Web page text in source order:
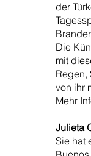
der
Die
mit
Regen,
von ihr
Mehr
Julieta
Sie hat